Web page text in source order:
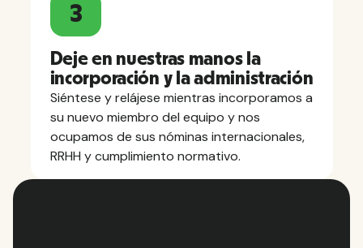
3
Deje en nuestras manos la
incorporación y la administración
Siéntese y relájese mientras incorporamos a
su nuevo miembro del equipo y nos
ocupamos de sus nóminas internacionales,
RRHH y cumplimiento normativo.